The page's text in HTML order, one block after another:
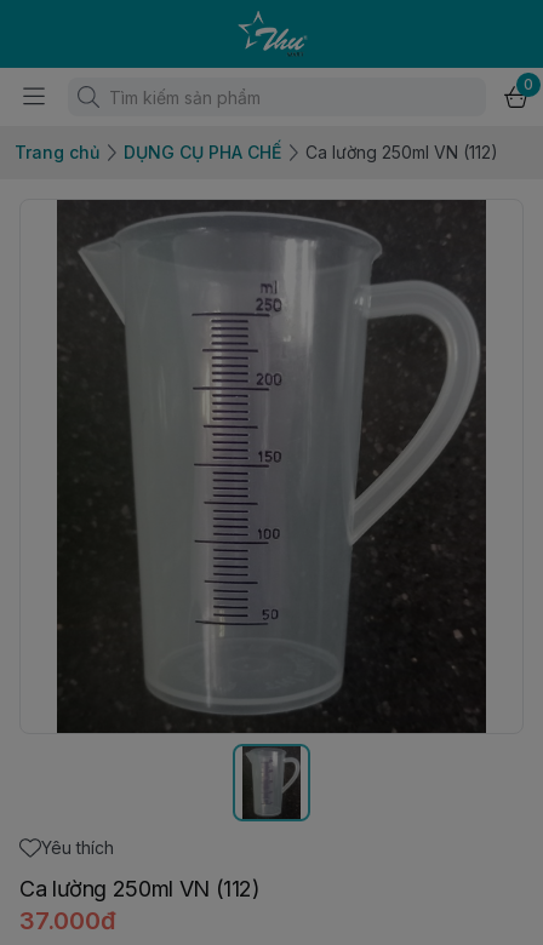
0
Trang chủ DỤNG CỤ PHA CHẾ Ca lường 250ml VN (112)
Yêu thích
Ca lường 250ml VN (112)
37.000đ